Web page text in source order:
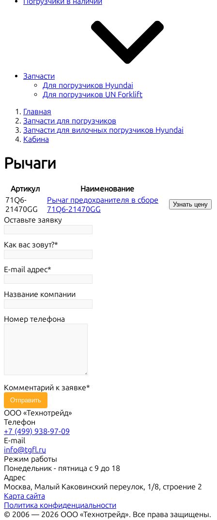
Запчасти
Для погрузчиков Hyundai
Для погрузчиков UN Forklift
Главная
Запчасти для погрузчиков
Запчасти для вилочных погрузчиков Hyundai
Кабина
Рычаги
Артикул
Наименование
71Q6-
21470GG
Рычаг предохранителя в сборе
71Q6-21470GG
Узнать цену
Оставьте заявку
Как вас зовут?
E-mail адрес
Название компании
Номер телефона
Комментарий к заявке
Отправить
ООО «Технотрейд»
Телефон
+7 (499) 938-97-09
E-mail
info@tgfl.ru
Режим работы
Понедельник - пятница с 9 до 18
Адрес
Москва, Малый Каковинский переулок, 1/8, строение 2
Карта сайта
Политика конфиденциальности
© 2006 — 2026 ООО «Технотрейд». Все права защищены.